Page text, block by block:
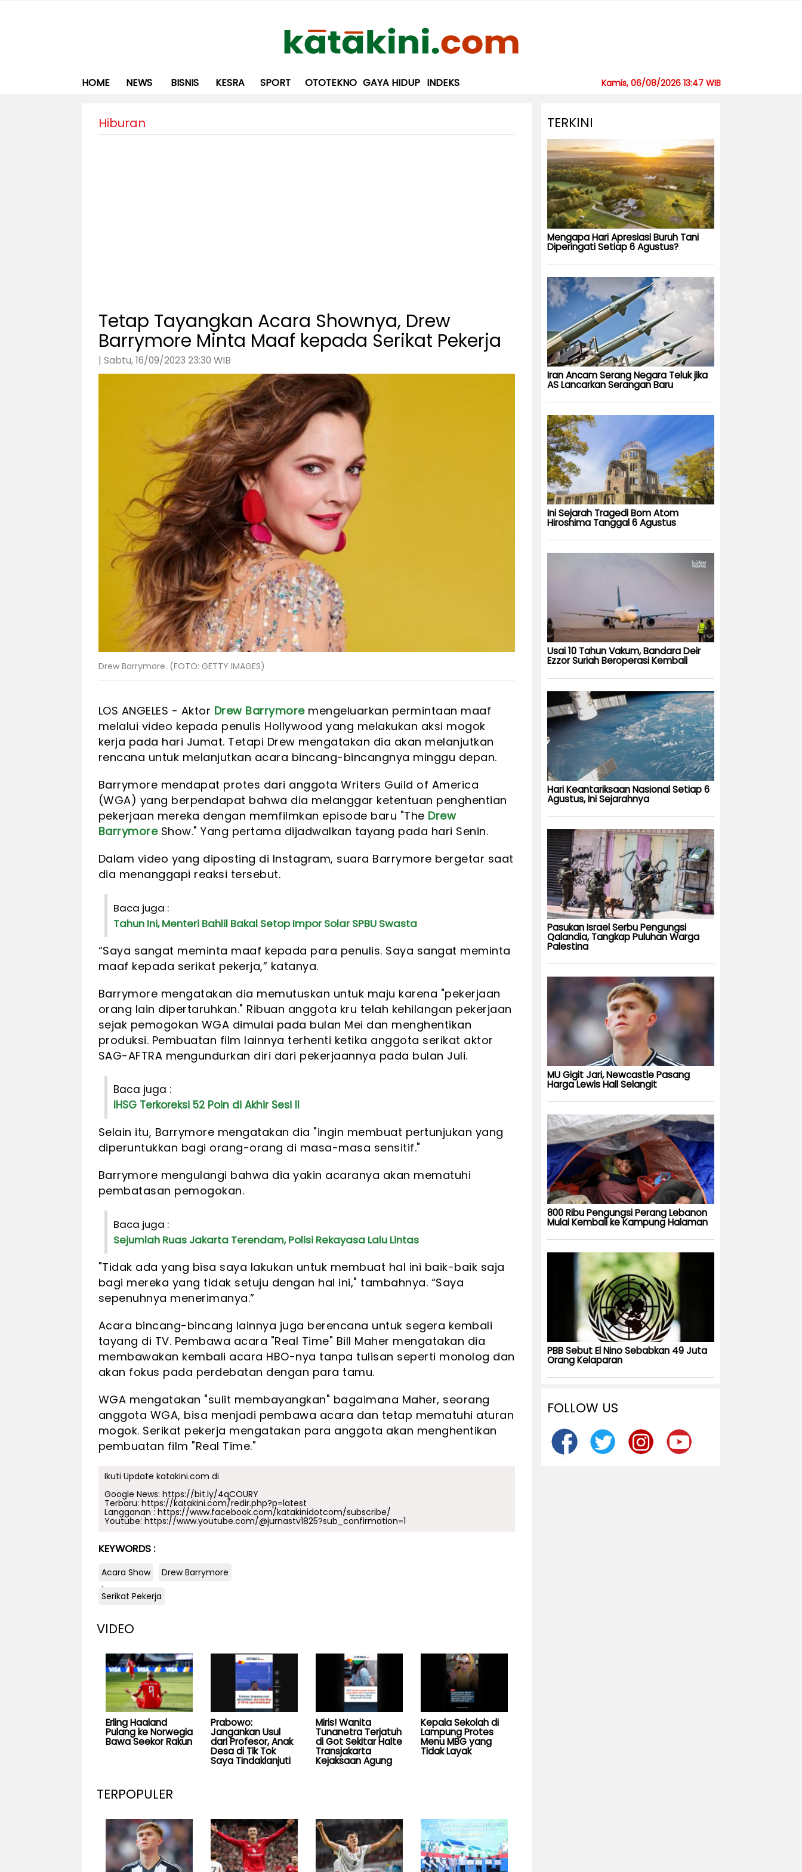
HOME NEWS BISNIS KESRA SPORT OTOTEKNO GAYA HIDUP INDEKS Kamis, 06/08/2026 13:47 WIB
Hiburan
Tetap Tayangkan Acara Shownya, Drew
Barrymore Minta Maaf kepada Serikat Pekerja
| Sabtu, 16/09/2023 23:30 WIB
Drew Barrymore. (FOTO: GETTY IMAGES)
LOS ANGELES - Aktor Drew Barrymoremengeluarkan permintaan maaf
melalui video kepada penulis Hollywood yang melakukan aksi mogok
kerja pada hari Jumat. Tetapi Drew mengatakan dia akan melanjutkan
rencana untuk melanjutkan acara bincang-bincangnya minggu depan.
Barrymore mendapat protes dari anggota Writers Guild of America
(WGA) yang berpendapat bahwa dia melanggar ketentuan penghentian
pekerjaan mereka dengan memfilmkan episode baru "The Drew
BarrymoreShow." Yang pertama dijadwalkan tayang pada hari Senin.
Dalam video yang diposting di Instagram, suara Barrymore bergetar saat
dia menanggapi reaksi tersebut.
Baca juga :
Tahun Ini, Menteri Bahlil Bakal Setop Impor Solar SPBU Swasta
“Saya sangat meminta maaf kepada para penulis. Saya sangat meminta
maaf kepada serikat pekerja,” katanya.
Barrymore mengatakan dia memutuskan untuk maju karena "pekerjaan
orang lain dipertaruhkan." Ribuan anggota kru telah kehilangan pekerjaan
sejak pemogokan WGA dimulai pada bulan Mei dan menghentikan
produksi. Pembuatan film lainnya terhenti ketika anggota serikat aktor
SAG-AFTRA mengundurkan diri dari pekerjaannya pada bulan Juli.
Baca juga :
IHSG Terkoreksi 52 Poin di Akhir Sesi II
Selain itu, Barrymore mengatakan dia "ingin membuat pertunjukan yang
diperuntukkan bagi orang-orang di masa-masa sensitif."
Barrymore mengulangi bahwa dia yakin acaranya akan mematuhi
pembatasan pemogokan.
Baca juga :
Sejumlah Ruas Jakarta Terendam, Polisi Rekayasa Lalu Lintas
"Tidak ada yang bisa saya lakukan untuk membuat hal ini baik-baik saja
bagi mereka yang tidak setuju dengan hal ini," tambahnya. “Saya
sepenuhnya menerimanya.”
Acara bincang-bincang lainnya juga berencana untuk segera kembali
tayang di TV. Pembawa acara "Real Time" Bill Maher mengatakan dia
membawakan kembali acara HBO-nya tanpa tulisan seperti monolog dan
akan fokus pada perdebatan dengan para tamu.
WGA mengatakan "sulit membayangkan" bagaimana Maher, seorang
anggota WGA, bisa menjadi pembawa acara dan tetap mematuhi aturan
mogok. Serikat pekerja mengatakan para anggota akan menghentikan
pembuatan film "Real Time."
Ikuti Update katakini.com di
Google News: https://bit.ly/4qCOURY
Terbaru: https://katakini.com/redir.php?p=latest
Langganan : https://www.facebook.com/katakinidotcom/subscribe/
Youtube: https://www.youtube.com/@jurnastv1825?sub_confirmation=1
KEYWORDS :
Acara Show
Drew Barrymore
.
Serikat Pekerja
VIDEO
Erling Haaland
Pulang ke Norwegia
Bawa Seekor Rakun
Prabowo:
Jangankan Usul
dari Profesor, Anak
Desa di Tik Tok
Saya Tindaklanjuti
Miris! Wanita
Tunanetra Terjatuh
di Got Sekitar Halte
Transjakarta
Kejaksaan Agung
Kepala Sekolah di
Lampung Protes
Menu MBG yang
Tidak Layak
TERPOPULER
TERKINI
Mengapa Hari Apresiasi Buruh Tani
Diperingati Setiap 6 Agustus?
Iran Ancam Serang Negara Teluk jika
AS Lancarkan Serangan Baru
Ini Sejarah Tragedi Bom Atom
Hiroshima Tanggal 6 Agustus
Usai 10 Tahun Vakum, Bandara Deir
Ezzor Suriah Beroperasi Kembali
Hari Keantariksaan Nasional Setiap 6
Agustus, Ini Sejarahnya
Pasukan Israel Serbu Pengungsi
Qalandia, Tangkap Puluhan Warga
Palestina
MU Gigit Jari, Newcastle Pasang
Harga Lewis Hall Selangit
800 Ribu Pengungsi Perang Lebanon
Mulai Kembali ke Kampung Halaman
PBB Sebut El Nino Sebabkan 49 Juta
Orang Kelaparan
FOLLOW US